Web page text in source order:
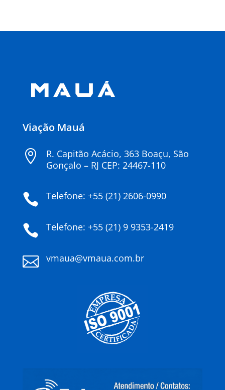
Viação Mauá

R. Capitão Acácio, 363 Boaçu, São
Gonçalo – RJ CEP: 24467-110
 Telefone: +55 (21) 2606-0990
 Telefone: +55 (21) 9 9353-2419
 vmaua@vmaua.com.br